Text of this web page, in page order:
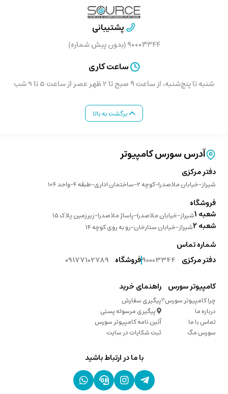
پشتیبانی
۹۰۰۰۳۳۴۴ (بدون پیش شماره)
ساعت کاری
شنبه تا پنج‌شنبه، از ساعت ۹ صبح تا 2 ظهر عصر از ساعت 5 تا 9 شب
برگشت به بالا
آدرس سورس کامپیوتر
دفتر مرکزی
شیراز-خیابان ملاصدرا-کوچه 2-ساختمان اداری-طبقه 4-واحد 104
فروشگاه
شعبه 1 شیراز-خیابان ملاصدرا-پاساژ ملاصدرا-زیرزمین پلاک 15
شعبه 2 شیراز-خیابان ستارخان-رو به روی کوچه 14
شماره تماس
دفتر مرکزی
90003344فروشگاه 09177102789
کامپیوتر سورس
چرا کامپیوتر سورس؟
درباره ما
تماس با ما
سورس مگ
راهنمای خرید
پیگیری سفارش
پیگیری مرسوله پستی
آئین نامه کامپیوتر سورس
ثبت شکایات در سایت
با ما در ارتباط باشید